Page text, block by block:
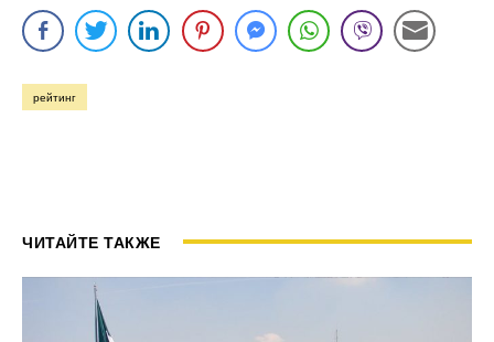
рейтинг
ЧИТАЙТЕ ТАКЖЕ